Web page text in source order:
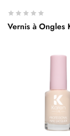
Vernis à Ongles